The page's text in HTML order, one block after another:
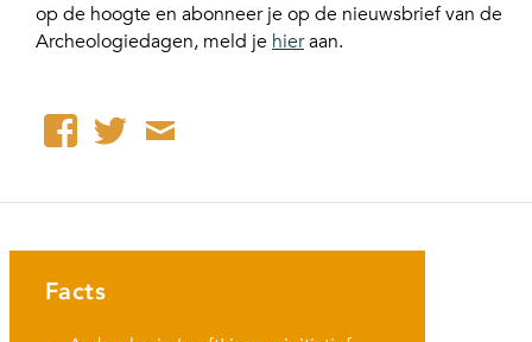
op de hoogte en abonneer je op de nieuwsbrief van de
Archeologiedagen, meld je hieraan.
Facts